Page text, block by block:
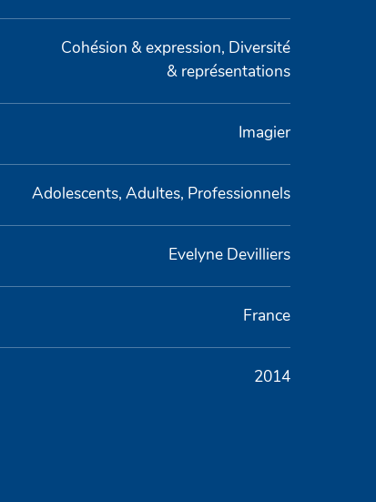
Cohésion & expression, Diversité
& représentations
Imagier
Adolescents, Adultes, Professionnels
Evelyne Devilliers
France
2014